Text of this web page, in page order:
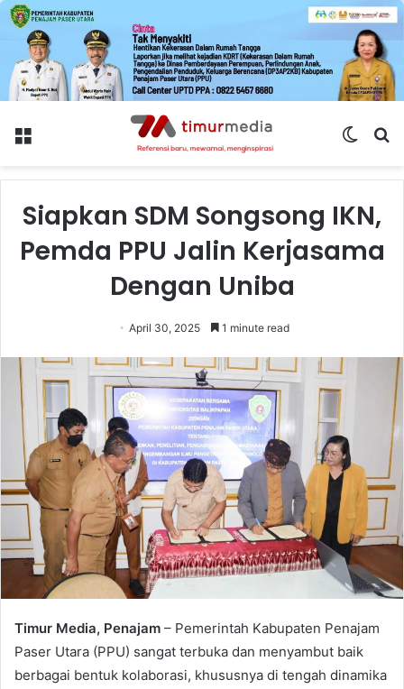
Menu
Switch
Siapkan SDM Songsong IKN,
Pemda PPU Jalin Kerjasama
Dengan Uniba
April 30, 2025 1 minute read
Timur Media, Penajam – Pemerintah Kabupaten Penajam
Paser Utara (PPU) sangat terbuka dan menyambut baik
berbagai bentuk kolaborasi, khususnya di tengah dinamika